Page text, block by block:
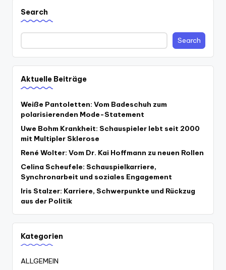
Search
Search
Aktuelle Beiträge
Weiße Pantoletten: Vom Badeschuh zum
polarisierenden Mode-Statement
Uwe Bohm Krankheit: Schauspieler lebt seit 2000
mit Multipler Sklerose
René Wolter: Vom Dr. Kai Hoffmann zu neuen Rollen
Celina Scheufele: Schauspielkarriere,
Synchronarbeit und soziales Engagement
Iris Stalzer: Karriere, Schwerpunkte und Rückzug
aus der Politik
Kategorien
ALLGEMEIN